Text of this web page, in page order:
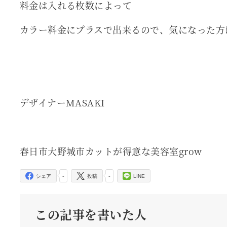
料金は入れる枚数によって
カラー料金にプラスで出来るので、気になった
デザイナーMASAKI
春日市大野城市カットが得意な美容室grow
-
シェア -
投稿 LINE
この記事を書いた人